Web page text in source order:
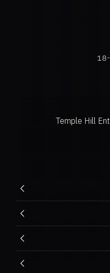
Temple Hill